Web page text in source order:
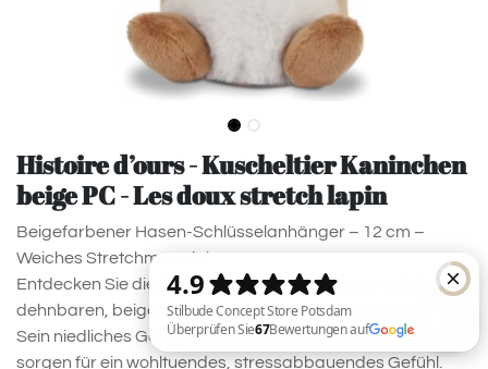
Histoire d’ours - Kuscheltier Kaninchen
beige PC - Les doux stretch lapin
Beigefarbener Hasen-Schlüsselanhänger – 12 cm –
Weiches Stretchmaterial
Entdecken Sie die Freude am Anfassen dieses weichen,
dehnbaren, beigefarbenen Hasen -Schlüsselanhängers .
Sein niedliches Gesichtchen und das dehnbare Material
sorgen für ein wohltuendes, stressabbauendes Gefühl.